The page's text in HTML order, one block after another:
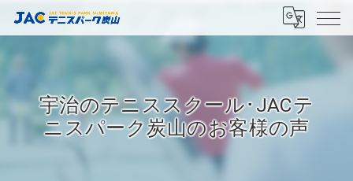
宇治のテニススクール･JACテ
ニスパーク炭山のお客様の声